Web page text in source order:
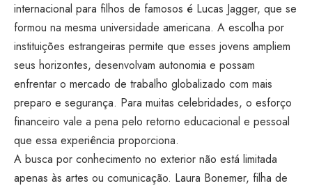
internacional para filhos de famosos é Lucas Jagger, que se
formou na mesma universidade americana. A escolha por
instituições estrangeiras permite que esses jovens ampliem
seus horizontes, desenvolvam autonomia e possam
enfrentar o mercado de trabalho globalizado com mais
preparo e segurança. Para muitas celebridades, o esforço
financeiro vale a pena pelo retorno educacional e pessoal
que essa experiência proporciona.
A busca por conhecimento no exterior não está limitada
apenas às artes ou comunicação. Laura Bonemer, filha de